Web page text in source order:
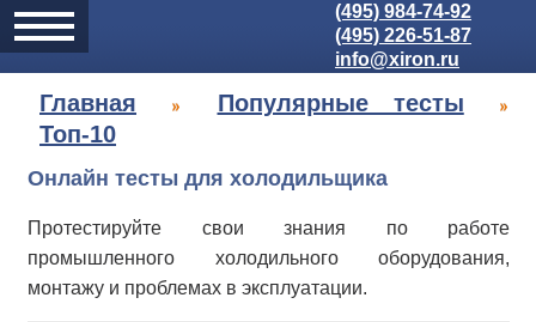
(495) 984-74-92
(495) 226-51-87
info@xiron.ru
Главная
Популярные тесты
Топ-10
Онлайн тесты для холодильщика
Протестируйте свои знания по работе
промышленного холодильного оборудования,
монтажу и проблемах в эксплуатации.